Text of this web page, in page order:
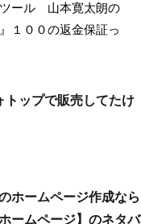
ツール 山本寛太朗の
１００の返金保証っ
トップで販売してたけ
ホームページ作成なら
ームページ】のネタバ